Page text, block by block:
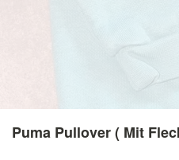
Puma Pullover ( Mit